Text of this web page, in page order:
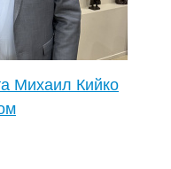
Михаил Кийко